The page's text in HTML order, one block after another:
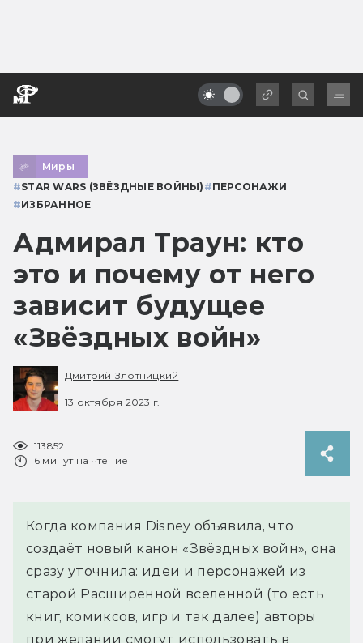
Миры
#STAR WARS (ЗВЁЗДНЫЕ ВОЙНЫ) #ПЕРСОНАЖИ
#ИЗБРАННОЕ
Адмирал Траун: кто
это и почему от него
зависит будущее
«Звёздных войн»
Дмитрий Злотницкий
13 октября 2023 г.
113852
6 минут на чтение
Когда компания Disney объявила, что
создаёт новый канон «Звёздных войн», она
сразу уточнила: идеи и персонажей из
старой Расширенной вселенной (то есть
книг, комиксов, игр и так далее) авторы
при желании смогут использовать в